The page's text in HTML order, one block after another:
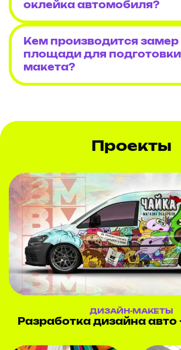
оклейка автомобиля?
Кем производится замер
площади для подготовки
макета?
Проекты
ДИЗАЙН-МАКЕТЫ
Разработка дизайна